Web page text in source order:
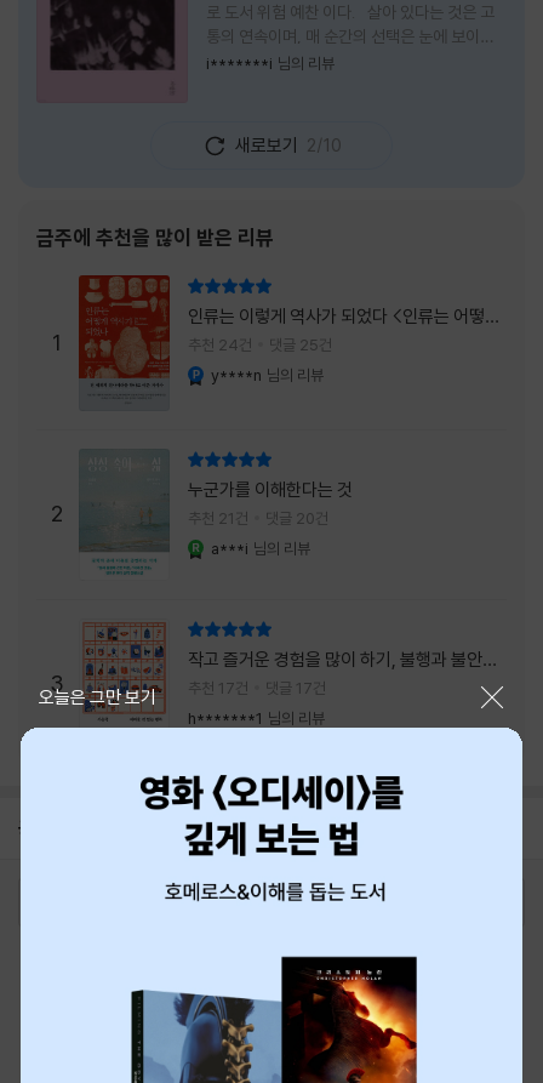
로 도서 위험 예찬 이다. 살아 있다는 것은 고
통의 연속이며, 매 순간의 선택은 눈에 보이지
않는 위험을 감수해야 한다는 것을 의미한다.
도전하고 미지의 세계로 발을 내딛기란 결코 쉬
운 일이 아니다. 그러나 이 책을 읽다 보면 그 마
내가 진실로 원했던 방향을 향해 움직이고 있을
지도 모른다. 위험은 두려움의 대상이 아니라,
내가 진짜 원하는 삶으로 향하는 문 앞에 늘 함
께 서 있기 때문이다. 이 책은 프랑스의 철학
자이자 정신분석가인 안 뒤푸르망
i*******i 님의 리뷰
새로보기 2/10
금주에 추천을 많이 받은 리뷰
1
인류는 이렇게 역사가 되었다 <인류는 어떻게
역사가 되었나>
추천 24건 댓글 25건
y****n 님의 리뷰
2
누군가를 이해한다는 것
추천 21건 댓글 20건
a***i 님의 리뷰
3
작고 즐거운 경험을 많이 하기, 불행과 불안을
회피하지 말기, 그리고 좋은 사람을 많이 만나
기.
추천 17건
댓글 17건
h*******1 님의 리뷰
공지 8월 신용카드 무이자할부 안내
오늘은 그만 보기
최근 본 상품
티켓 1544-6399
중고샵 1566-4295
eBook 1:1문의/채팅상담
예스이십사(주) 사업자 정보
이용약관
개인정보처리방침
청소년보호정책
PC버전
회사소개 거래처관계자께